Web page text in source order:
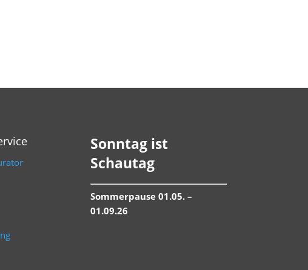
Sonntag ist
Schautag
Sommerpause 01.05. –
01.09.26